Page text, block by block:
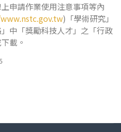
申請作業使用注意事項等內
)「學術研究」
中「獎勵科技人才」之「行政
載。